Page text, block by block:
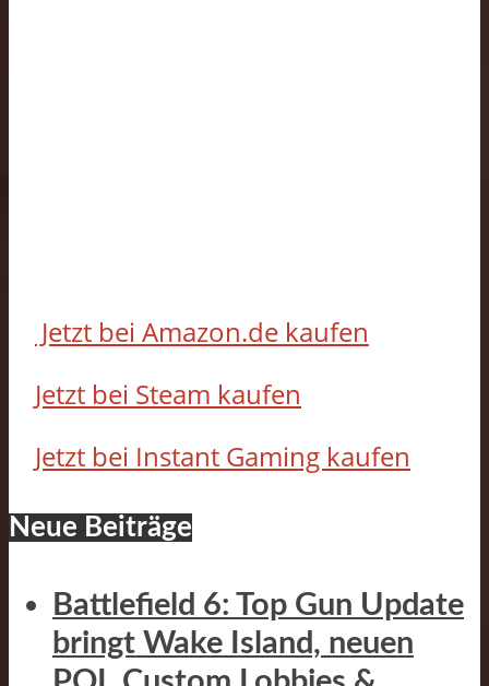
Jetzt bei Amazon.de kaufen
Jetzt bei Steam kaufen
Jetzt bei Instant Gaming kaufen
Neue Beiträge
Battlefield 6: Top Gun Update
bringt Wake Island, neuen